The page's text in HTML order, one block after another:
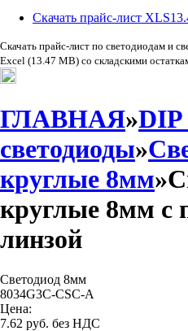
Скачать прайс-лист XLS
Скачать прайс-лист по светодиодам и
Excel (13.47 MB) со складскими
ГЛАВНАЯ»
светодиоды»
круглые 8мм
круглые 8мм с
линзой
Светодиод 8мм
8034G3C-CSC-A
Цена:
7.62 руб. без НДС